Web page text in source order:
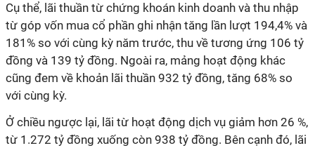
Cụ thể, lãi thuần từ chứng khoán kinh doanh và thu nhập
từ góp vốn mua cổ phần ghi nhận tăng lần lượt 194,4% và
181% so với cùng kỳ năm trước, thu về tương ứng 106 tỷ
đồng và 139 tỷ đồng. Ngoài ra, mảng hoạt động khác
cũng đem về khoản lãi thuần 932 tỷ đồng, tăng 68% so
với cùng kỳ.
Ở chiều ngược lại, lãi từ hoạt động dịch vụ giảm hơn 26 %,
từ 1.272 tỷ đồng xuống còn 938 tỷ đồng. Bên cạnh đó, lãi